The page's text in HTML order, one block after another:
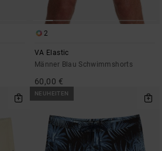
2
VA Elastic
Männer Blau Schwimmshorts
60,00 €
NEUHEITEN